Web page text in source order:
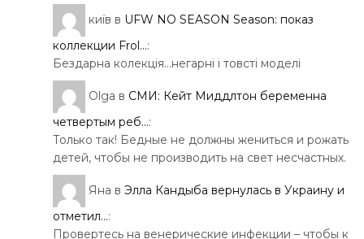
київ в UFW NO SEASON Season: показ
коллекции Frol...:
Бездарна колекція…негарні і товсті моделі
Olga в СМИ: Кейт Миддлтон беременна
четвертым реб...:
Только так! Бедные не должны жениться и рожать
детей, чтобы не производить на свет несчастных.
Яна в Элла Кандыба вернулась в Украину и
отметил...:
Провертесь на венерические инфекции – чтобы к